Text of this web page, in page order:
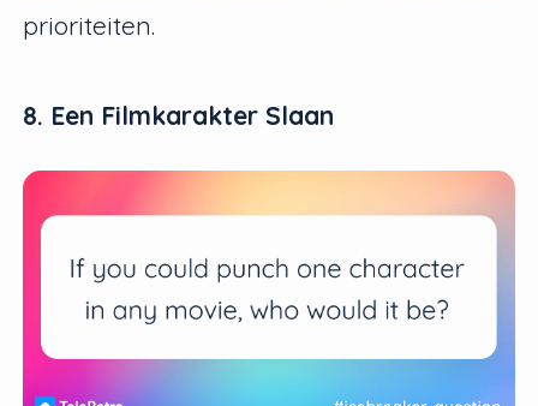
prioriteiten.
8. Een Filmkarakter Slaan